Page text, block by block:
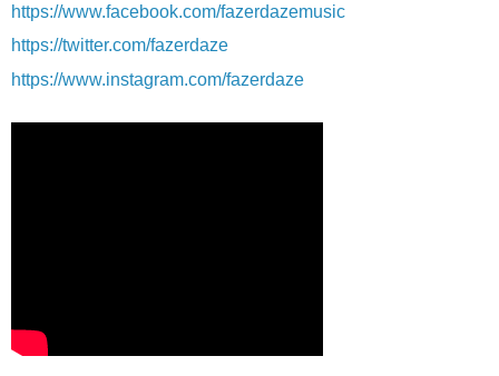
https://www.facebook.com/fazerdazemusic
https://twitter.com/fazerdaze
https://www.instagram.com/fazerdaze